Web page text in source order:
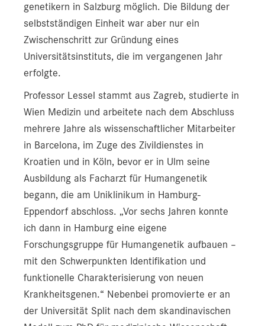
genetikern in Salzburg möglich. Die Bildung der
selbstständigen Einheit war aber nur ein
Zwischenschritt zur Gründung eines
Universitätsinstituts, die im vergangenen Jahr
erfolgte.
Professor Lessel stammt aus Zagreb, studierte in
Wien Medizin und arbeitete nach dem Abschluss
mehrere Jahre als wissenschaftlicher Mitarbeiter
in Barcelona, im Zuge des Zivildienstes in
Kroatien und in Köln, bevor er in Ulm seine
Ausbildung als Facharzt für Humangenetik
begann, die am Uniklinikum in Hamburg-
Eppendorf abschloss. „Vor sechs Jahren konnte
ich dann in Hamburg eine eigene
Forschungsgruppe für Humangenetik aufbauen –
mit den Schwerpunkten Identifikation und
funktionelle Charakterisierung von neuen
Krankheitsgenen.“ Nebenbei promovierte er an
der Universität Split nach dem skandinavischen